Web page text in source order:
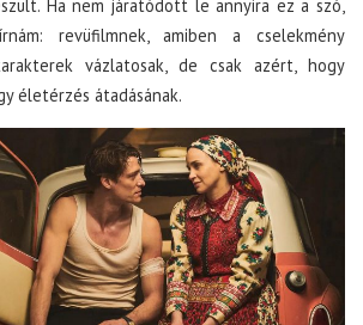
Ha nem járatódott le annyira ez a szó,
revüfilmnek, amiben a cselekmény
vázlatosak, de csak azért, hogy
életérzés átadásának.